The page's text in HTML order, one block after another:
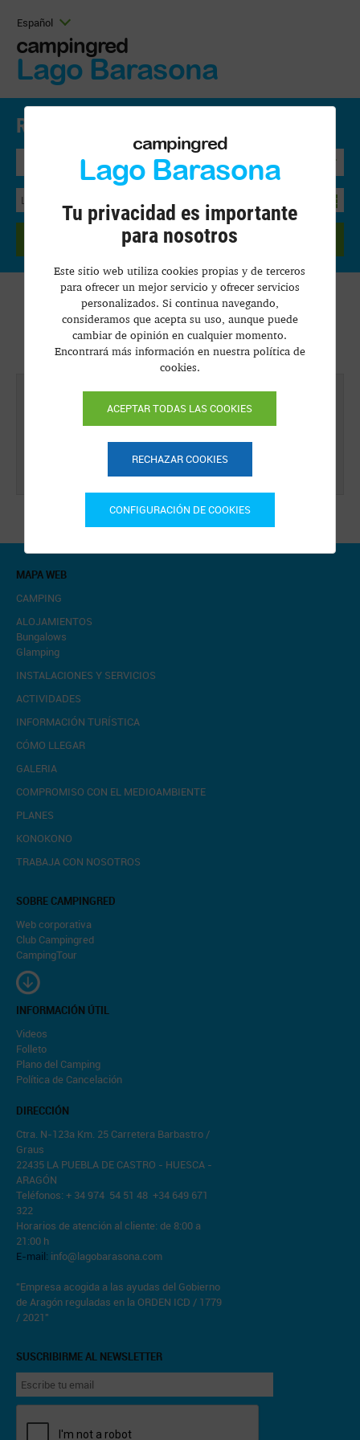
Español
campingred
Lago Barasona
Reservar Online.
BUSCAR
Hoy
agosto de
2026 Año Mes
MAPA WEB
CAMPING
ALOJAMIENTOS
Bungalows
Glamping
INSTALACIONES Y SERVICIOS
ACTIVIDADES
INFORMACIÓN TURÍSTICA
CÓMO LLEGAR
GALERIA
COMPROMISO CON EL MEDIOAMBIENTE
PLANES
KONOKONO
TRABAJA CON NOSOTROS
SOBRE CAMPINGRED
Web corporativa
Club Campingred
CampingTour
INFORMACIÓN ÚTIL
Videos
Folleto
Plano del Camping
Política de Cancelación
DIRECCIÓN
Ctra. N-123a Km. 25 Carretera Barbastro /
Graus
22435 LA PUEBLA DE CASTRO - HUESCA -
ARAGÓN
Teléfonos: + 34 974 54 51 48 +34 649 671
322
Horarios de atención al cliente: de 8:00 a
21:00 h
E-mail: info@lagobarasona.com
"Empresa acogida a las ayudas del Gobierno
de Aragón reguladas en la ORDEN ICD / 1779
/ 2021"
SUSCRIBIRME AL NEWSLETTER
campingred
Lago Barasona
Tu privacidad es importante
para nosotros
Este sitio web utiliza cookies propias y de terceros
para ofrecer un mejor servicio y ofrecer servicios
personalizados. Si continua navegando,
consideramos que acepta su uso, aunque puede
cambiar de opinión en cualquier momento.
Encontrará más información en nuestra política de
cookies.
ACEPTAR TODAS LAS COOKIES
RECHAZAR COOKIES
CONFIGURACIÓN DE COOKIES